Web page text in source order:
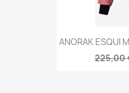
ANORAK ESQUI
225,00